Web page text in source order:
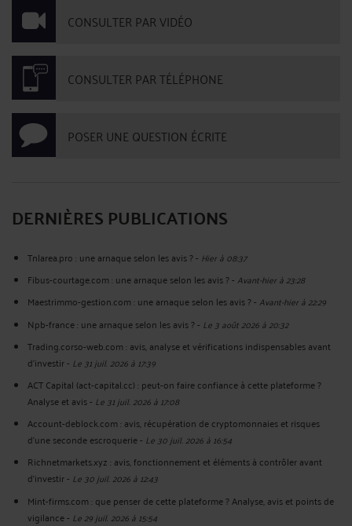
CONSULTER PAR VIDÉO
CONSULTER PAR TÉLÉPHONE
POSER UNE QUESTION ÉCRITE
DERNIÈRES PUBLICATIONS
Tnlarea.pro : une arnaque selon les avis ?- Hier à 08:37
Fibus-courtage.com : une arnaque selon les avis ?-Avant-hier à 23:28
Maestrimmo-gestion.com : une arnaque selon les avis ?-Avant-hier à 22:29
Npb-france : une arnaque selon les avis ?- Le 3 août 2026 à 20:32
Trading.corso-web.com : avis, analyse et vérifications indispensables avant
d'investir- Le 31 juil. 2026 à 17:39
ACT Capital (act-capital.cc) : peut-on faire confiance à cette plateforme ?
Analyse et avis- Le 31 juil. 2026 à 17:08
Account-deblock.com : avis, récupération de cryptomonnaies et risques
d'une seconde escroquerie- Le 30 juil. 2026 à 16:54
Richnetmarkets.xyz : avis, fonctionnement et éléments à contrôler avant
d’investir- Le 30 juil. 2026 à 12:43
Mint-firms.com : que penser de cette plateforme ? Analyse, avis et points de
vigilance- Le 29 juil. 2026 à 15:54